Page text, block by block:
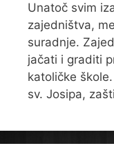
Unatoč svim
zajedništva,
suradnje.
jačati i graditi
katoličke
sv. Josipa,